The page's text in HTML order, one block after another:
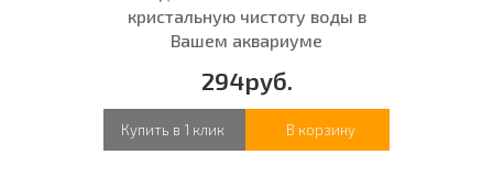
кристальную чистоту воды в
Вашем аквариуме
294руб.
Купить в 1 клик В корзину